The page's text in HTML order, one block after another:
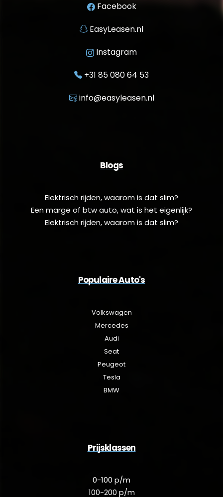
Facebook
EasyLeasen.nl
Instagram
+31 85 080 64 53
info@easyleasen.nl
Blogs
Elektrisch rijden, waarom is dat slim?
Een marge of btw auto, wat is het eigenlijk?
Elektrisch rijden, waarom is dat slim?
Populaire Auto's
Volkswagen
Mercedes
Audi
Seat
Peugeot
Tesla
BMW
Prijsklassen
0-100 p/m
100-200 p/m